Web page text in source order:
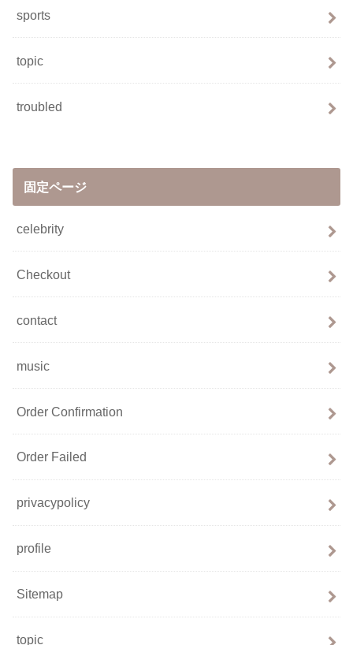
sports
topic
troubled
固定ページ
celebrity
Checkout
contact
music
Order Confirmation
Order Failed
privacypolicy
profile
Sitemap
topic